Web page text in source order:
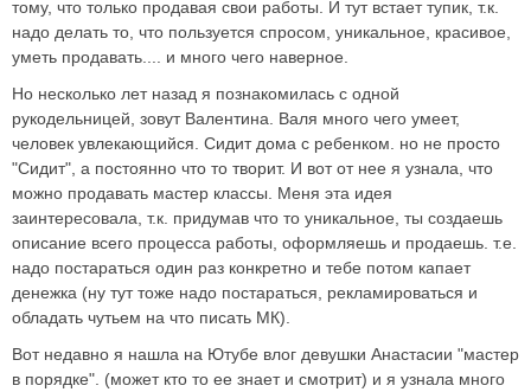
тому, что только продавая свои работы. И тут встает тупик, т.к.
надо делать то, что пользуется спросом, уникальное, красивое,
уметь продавать.... и много чего наверное.
Но несколько лет назад я познакомилась с одной
рукодельницей, зовут Валентина. Валя много чего умеет,
человек увлекающийся. Сидит дома с ребенком. но не просто
"Сидит", а постоянно что то творит. И вот от нее я узнала, что
можно продавать мастер классы. Меня эта идея
заинтересовала, т.к. придумав что то уникальное, ты создаешь
описание всего процесса работы, оформляешь и продаешь. т.е.
надо постараться один раз конкретно и тебе потом капает
денежка (ну тут тоже надо постараться, рекламироваться и
обладать чутьем на что писать МК).
Вот недавно я нашла на Ютубе влог девушки Анастасии "мастер
в порядке". (может кто то ее знает и смотрит) и я узнала много